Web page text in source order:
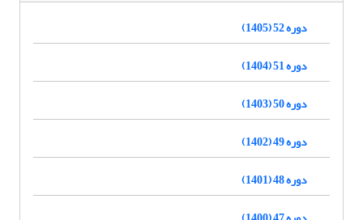
دوره 52 (1405)
دوره 51 (1404)
دوره 50 (1403)
دوره 49 (1402)
دوره 48 (1401)